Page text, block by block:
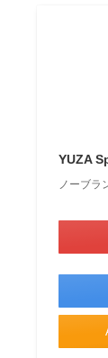
YUZA
ノーブラ